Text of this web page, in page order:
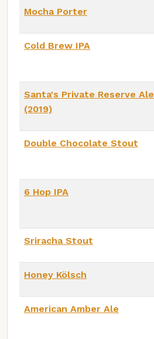
Mocha Porter
Cold Brew IPA
Santa's Private Reserve Ale
(2019)
Double Chocolate Stout
6 Hop IPA
Sriracha Stout
Honey Kölsch
American Amber Ale